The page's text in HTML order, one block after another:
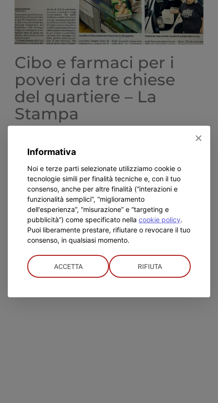
Cibo e farmaci per i
poveri da tre chiese
del quartiere – La
Stampa
Stampa. *** È una carità, quella del quartiere
Cristo, che non fa rumore, ma c'è e fa grandi
numeri. Qui le [...]
admin5157 | Luglio 22nd, 2024 | home In Evidenza |
disabilitatisu
Cibo
e
Continua a leggere
Informativa
Noi e terze parti selezionate utilizziamo cookie o
tecnologie simili per finalità tecniche e, con il tuo
consenso, anche per altre finalità (“interazioni e
funzionalità semplici”, “miglioramento
dell'esperienza”, “misurazione” e “targeting e
pubblicità”) come specificato nella cookie policy.
Puoi liberamente prestare, rifiutare o revocare il tuo
consenso, in qualsiasi momento.
ACCETTA RIFIUTA